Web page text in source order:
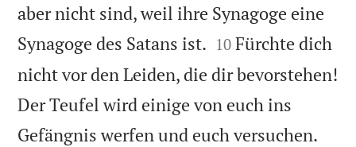
aber nicht sind, weil ihre Synagoge eine
Synagoge des Satans ist. 

10 Fürchte dich
nicht vor den Leiden, die dir bevorstehen!
Der Teufel wird einige von euch ins
Gefängnis werfen und euch versuchen.